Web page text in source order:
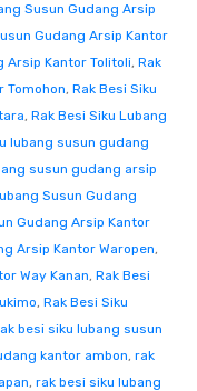
Susun Gudang Arsip
Gudang Arsip Kantor
Arsip Kantor Tolitoli, Rak
Tomohon, Rak Besi Siku
, Rak Besi Siku Lubang
lubang susun gudang
susun gudang arsip
Susun Gudang
Gudang Arsip Kantor
Arsip Kantor Waropen,
Way Kanan, Rak Besi
, Rak Besi Siku
besi siku lubang susun
kantor ambon, rak
, rak besi siku lubang